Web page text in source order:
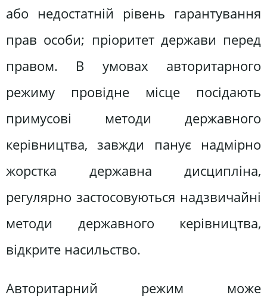
або недостатній рівень гарантування
прав особи; пріоритет держави перед
правом. В умовах авторитарного
режиму провідне місце посідають
примусові методи державного
керівництва, завжди панує надмірно
жорстка державна дисципліна,
регулярно застосовуються надзвичайні
методи державного керівництва,
відкрите насильство.
Авторитарний режим може